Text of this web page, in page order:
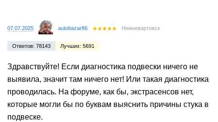
07.07.2025 autobazar86 Нижневартовск
Ответов: 78143 Лучших: 5691
Здравствуйте! Если диагностика подвески ничего не
выявила, значит там ничего нет! Или такая диагностика
проводилась. На форуме, как бы, экстрасенсов нет,
которые могли бы по буквам выяснить причины стука в
подвеске.